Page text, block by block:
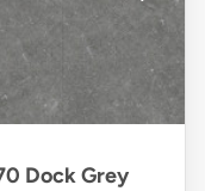
Dock Grey